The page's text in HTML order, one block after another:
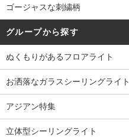
ゴージャスな刺繍柄
グループから探す
ぬくもりがあるフロアライト
お洒落なガラスシーリングライト
アジアン特集
立体型シーリングライト